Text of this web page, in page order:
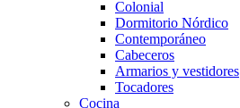
Colonial
Dormitorio Nórdico
Contemporáneo
Cabeceros
Armarios y vestidores
Tocadores
Cocina